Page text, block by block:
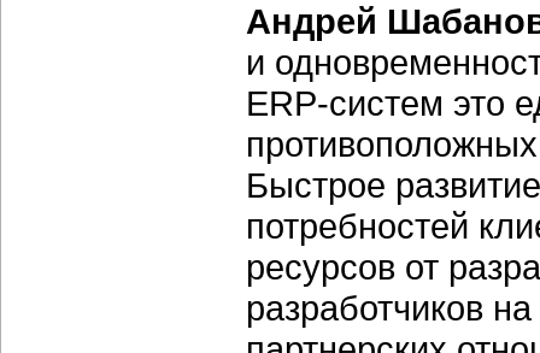
Андрей
и
ERP-систем это
Быстрое
потребностей
ресурсов от
разработчиков